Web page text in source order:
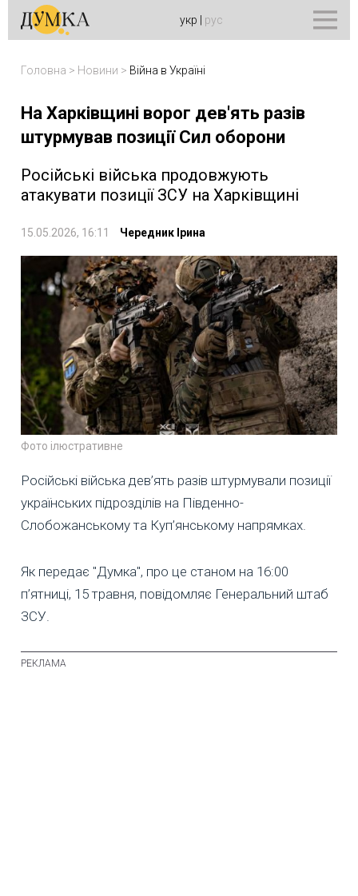
укр рус
Головна > Новини > Війна в Україні
На Харківщині ворог дев'ять разів
штурмував позиції Сил оборони
Російські війська продовжують
атакувати позиції ЗСУ на Харківщині
15.05.2026, 16:11 Чередник Ірина
Фото ілюстративне
Російські війська дев’ять разів штурмували позиції
українських підрозділів на Південно-
Слобожанському та Куп’янському напрямках.
Як передає "Думка", про це станом на 16:00
п’ятниці, 15 травня, повідомляє Генеральний штаб
ЗСУ.